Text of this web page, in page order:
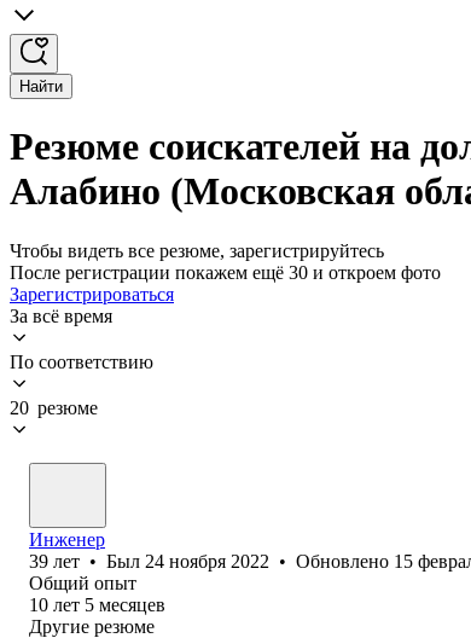
Найти
Резюме соискателей на
Алабино (Московская
Чтобы видеть все резюме, зарегистрируйтесь
После регистрации покажем ещё 30 и откроем фото
Зарегистрироваться
За всё время
По соответствию
20 резюме
Инженер
39 лет • Был 24 ноября 2022 • Обновлено 15
Общий опыт
10 лет 5 месяцев
Другие резюме